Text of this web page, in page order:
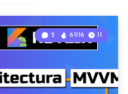
2 61116 11